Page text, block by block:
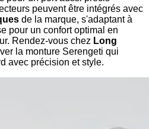
peuvent être intégrés avec
de la marque, s'adaptant à
pour un confort optimal en
Rendez-vous chez Long
la monture Serengeti qui
avec précision et style.